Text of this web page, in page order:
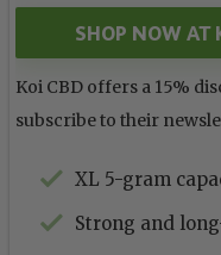
SHOP NOW AT
Koi CBD offers a 15%
subscribe to their
XL 5-gram
Strong and